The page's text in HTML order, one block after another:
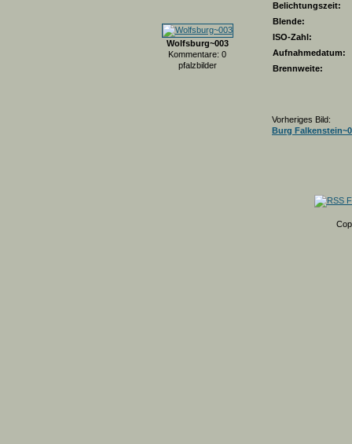
Wolfsburg~003
Kommentare: 0
pfalzbilder
Belichtungszeit:
Blende:
ISO-Zahl:
Aufnahmedatum:
Brennweite:
Vorheriges Bild:
Burg